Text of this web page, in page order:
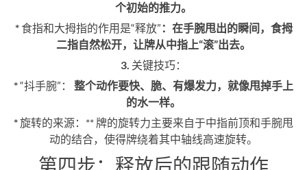
个初始的推力。
*食指和大拇指的作用是“释放” ：在手腕甩出的瞬间，食拇
二指自然松开，让牌从中指上“滚”出去。
3. 关键技巧：
*“抖手腕”：
整个动作要快、脆、有爆发力，就像甩掉手上
的水一样。
*旋转的来源：** 牌的旋转力主要来自于中指前顶和手腕甩
动的结合，使得牌绕着其中轴线高速旋转。